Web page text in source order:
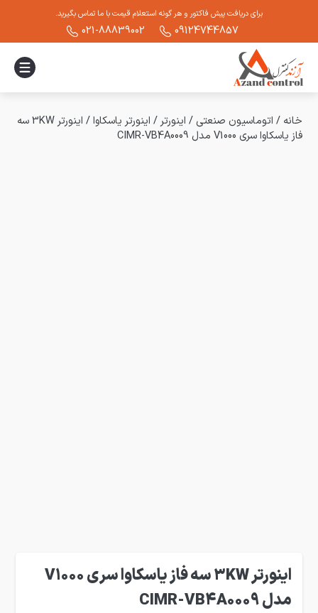
برای دریافت پیش فاکتور و هر گونه استعلام قیمت با ما تماس بگیرید.
09124744857
021-88839002
خانه / اتوماسیون صنعتی / اینورتر / اینورتر یاسکاوا/
اینورتر 3KW سه
فاز یاسکاوا سری V1000 مدل CIMR-VB4A0009
اینورتر 3KW سه فاز یاسکاوا سری V1000
مدل CIMR-VB4A0009